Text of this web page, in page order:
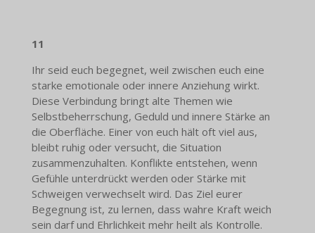
11
Ihr seid euch begegnet, weil zwischen euch eine
starke emotionale oder innere Anziehung wirkt.
Diese Verbindung bringt alte Themen wie
Selbstbeherrschung, Geduld und innere Stärke an
die Oberfläche. Einer von euch hält oft viel aus,
bleibt ruhig oder versucht, die Situation
zusammenzuhalten. Konflikte entstehen, wenn
Gefühle unterdrückt werden oder Stärke mit
Schweigen verwechselt wird. Das Ziel eurer
Begegnung ist, zu lernen, dass wahre Kraft weich
sein darf und Ehrlichkeit mehr heilt als Kontrolle.